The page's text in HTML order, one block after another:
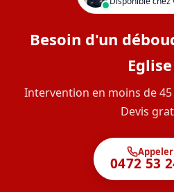
Besoin d'un
Intervention en moins de
Devis
0472 53